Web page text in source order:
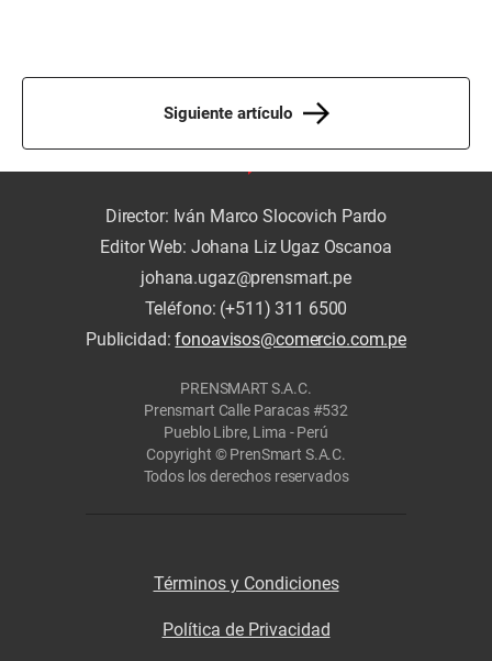
Siguiente artículo
Director: Iván Marco Slocovich Pardo
Editor Web: Johana Liz Ugaz Oscanoa
johana.ugaz@prensmart.pe
Teléfono: (+511) 311 6500
Publicidad:fonoavisos@comercio.com.pe
PRENSMART S.A.C.
Prensmart Calle Paracas #532
Pueblo Libre, Lima - Perú
Copyright © PrenSmart S.A.C.
Todos los derechos reservados
Términos y Condiciones
Política de Privacidad